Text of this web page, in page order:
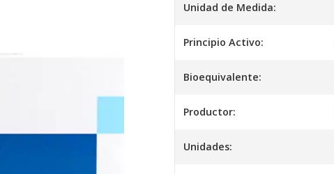
Unidad de Medida:
Principio Activo:
Bioequivalente:
Productor:
Unidades: